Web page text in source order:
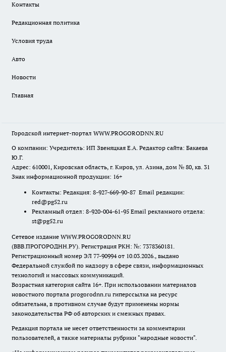
Контакты
Редакционная политика
Условия труда
Авто
Новости
Главная
Городской интернет-портал WWW.PROGORODNN.RU
О компании: Учредитель: ИП Звеняцкая Е.А. Редактор сайта: Бакаева
Ю.Г.
Адрес: 610001, Кировская область, г. Киров, ул. Азина, дом № 80, кв. 31
Знак информационной продукции: 16+
Контакты: Редакция: 8-927-669-90-87 Email редакции:
red@pg52.ru
Рекламный отдел: 8-920-004-61-95 Email рекламного отдела:
st@pg52.ru
Сетевое издание WWW.PROGORODNN.RU
(ВВВ.ПРОГОРОДНН.РУ). Регистрация РКН: №: 7378360181.
Регистрационный номер ЭЛ 77-90994 от 10.03.2026., выдано
Федеральной службой по надзору в сфере связи, информационных
технологий и массовых коммуникаций.
Возрастная категория сайта 16+. При использовании материалов
новостного портала progorodnn.ru гиперссылка на ресурс
обязательна, в противном случае будут применены нормы
законодательства РФ об авторских и смежных правах.
Редакция портала не несет ответственности за комментарии
пользователей, а также материалы рубрики "народные новости".